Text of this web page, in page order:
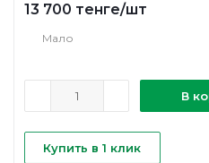
13 700 тенге/шт
Мало
В
Купить в 1 клик